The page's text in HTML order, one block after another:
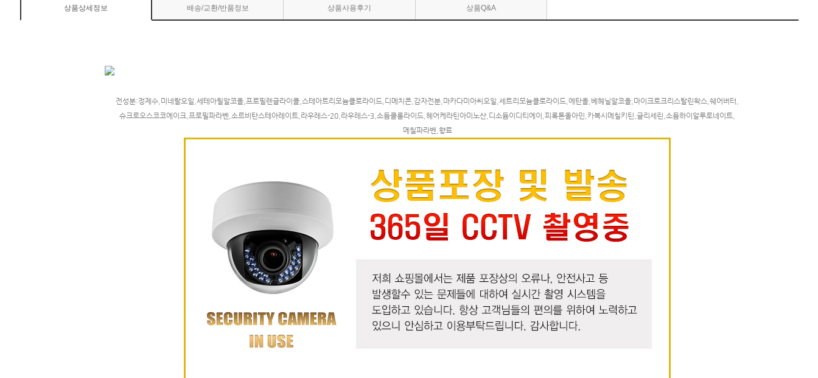
상품상세정보 배송/교환/반품정보 상품사용후기 상품Q&A
전성분:정제수,미네랄오일,세테아릴알코올,프로필렌글라이콜,스테아트리모늄클로라이드,디메치콘,감자전분,마카다미아씨오일,세트리모늄클로라이드,에탄올,베헤닐알코올,마이크로크리스탈린왁스,쉐어버터,
슈크로오스코코에이크,프로필파라벤,소르비탄스테아레이트,라우레스-20,라우레스-3,소듐클롤라이드,헤어케라틴아미노산,디소듐이디티에이,피록톤올아민,카복시메칠키틴,글리세린,소듐하이알루로네이트,
메칠파라벤,향료